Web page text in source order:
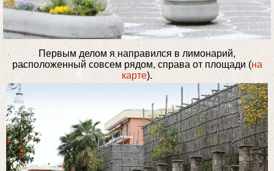
Первым делом я направился в лимонарий,
расположенный совсем рядом, справа от площади (на
карте).